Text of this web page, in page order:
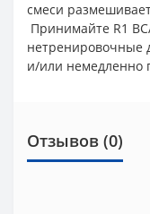
смеси
Принимайте R1
нетренировочные
и/или немедленно
Отзывов (0)